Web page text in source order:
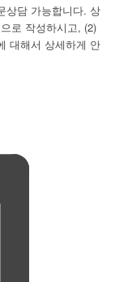
상담 가능합니다. 상
로 작성하시고, (2)
대해서 상세하게 안